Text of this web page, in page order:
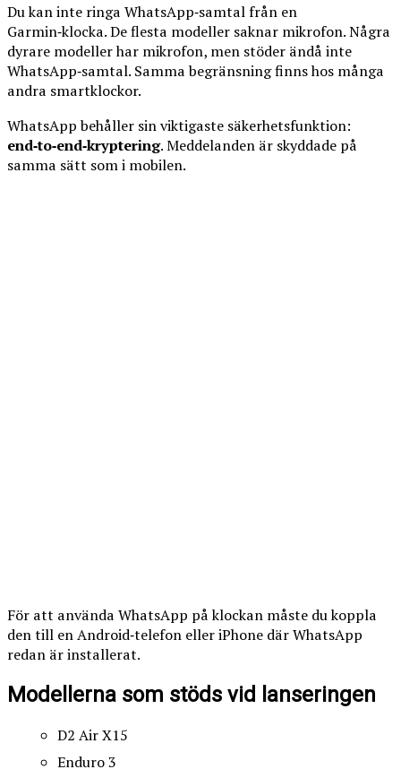
Du kan inte ringa WhatsApp‑samtal från en
Garmin‑klocka. De flesta modeller saknar mikrofon. Några
dyrare modeller har mikrofon, men stöder ändå inte
WhatsApp‑samtal. Samma begränsning finns hos många
andra smartklockor.
WhatsApp behåller sin viktigaste säkerhetsfunktion:
end‑to‑end‑kryptering. Meddelanden är skyddade på
samma sätt som i mobilen.
För att använda WhatsApp på klockan måste du koppla
den till en Android‑telefon eller iPhone där WhatsApp
redan är installerat.
Modellerna som stöds vid lanseringen
D2 Air X15
Enduro 3